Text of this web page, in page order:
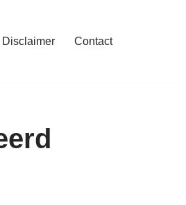
Contact